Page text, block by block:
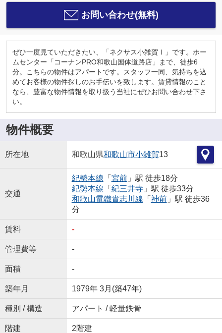
お問い合わせ(無料)
ぜひ一度見ていただきたい、「ネクサス小雑賀Ⅰ」です。ホー
ムセンター「コーナンPRO和歌山国体道路店」まで、徒歩6
分。こちらの物件はアパートです。スタッフ一同、気持ちを込
めてお客様の物件探しのお手伝いを致します。賃貸情報のこと
なら、豊富な物件情報を取り扱う当社にぜひお問い合わせ下さ
い。
物件概要
所在地 和歌山県和歌山市小雑賀13
交通
紀勢本線 「 宮前」駅 徒歩18分
紀勢本線 「 紀三井寺」駅 徒歩33分
和歌山電鐵貴志川線 「 神前」駅 徒歩36
分
賃料 -
管理費等 -
面積 -
築年月 1979年 3月(築47年)
種別 / 構造 アパート / 軽量鉄骨
階建 2階建